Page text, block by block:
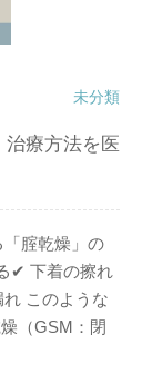
未分類
治療方法を医
腟乾燥」の
✔ 下着の擦れ
このような
（GSM：閉